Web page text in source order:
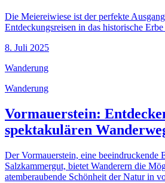
Die Meiereiwiese ist der perfekte
Entdeckungsreisen in das historische
8. Juli 2025
Wanderung
Wanderung
Vormauerstein:
spektakulären
Der Vormauerstein, eine beeindruckende
Salzkammergut, bietet Wanderern die
atemberaubende Schönheit der Natur in